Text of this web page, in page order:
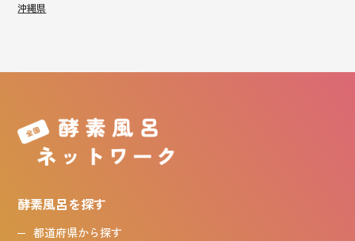
沖縄県
酵素風呂を探す
都道府県から探す